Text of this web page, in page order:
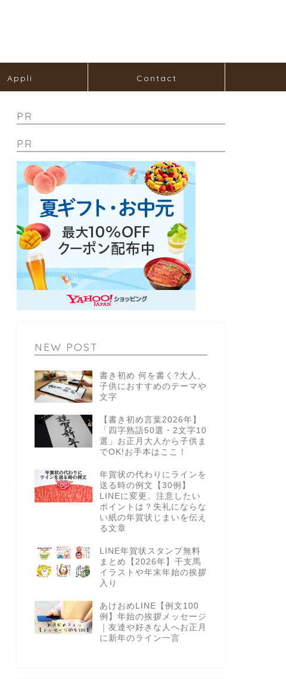
Appli Contact
PR
PR
NEW POST
書き初め 何を書く?大人、
子供におすすめのテーマや
文字
【書き初め言葉2026年】
「四字熟語50選・2文字10
選」お正月大人から子供ま
でOK!お手本はここ！
年賀状の代わりにラインを
送る時の例文【30例】
LINEに変更。注意したい
ポイントは？失礼にならな
い紙の年賀状じまいを伝え
る文章
LINE年賀状スタンプ無料
まとめ【2026年】干支馬
イラストや年末年始の挨拶
入り
あけおめLINE【例文100
例】年始の挨拶メッセージ
｜友達や好きな人へお正月
に新年のライン一言